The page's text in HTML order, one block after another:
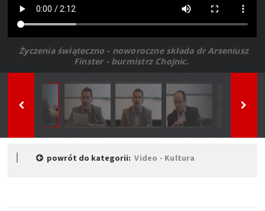
Życzenia świąteczno - noworoczne składa dr Arseniusz
Finster - burmistrz Chojnic.
powrót do kategorii:Video - Kultura